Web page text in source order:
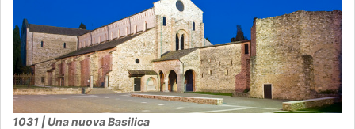
1031 | Una nuova Basilica